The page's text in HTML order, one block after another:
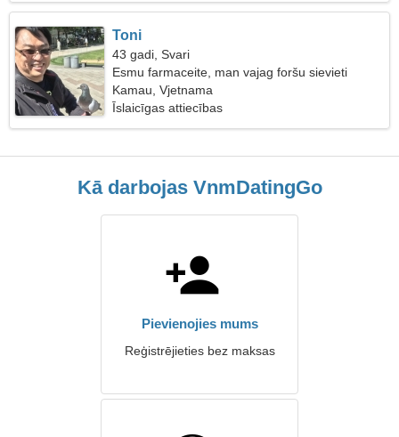
Toni
43 gadi, Svari
Esmu farmaceite, man vajag foršu sievieti
Kamau, Vjetnama
Īslaicīgas attiecības
Kā darbojas VnmDatingGo
Pievienojies mums
Reģistrējieties bez maksas